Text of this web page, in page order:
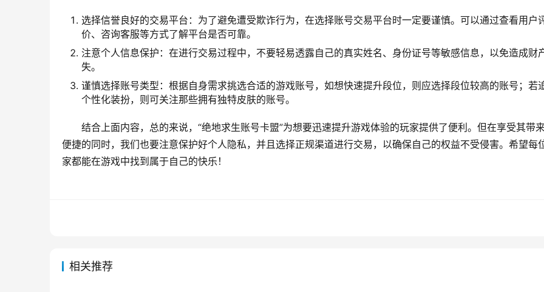
选择信誉良好的交易平台：为了避免遭受欺诈行为，在选择账号交易平台时一定要谨慎。可以通过查看用户
价、咨询客服等方式了解平台是否可靠。
注意个人信息保护：在进行交易过程中，不要轻易透露自己的真实姓名、身份证号等敏感信息，以免造成财
失。
谨慎选择账号类型：根据自身需求挑选合适的游戏账号，如想快速提升段位，则应选择段位较高的账号；若
个性化装扮，则可关注那些拥有独特皮肤的账号。
结合上面内容，总的来说，“绝地求生账号卡盟”为想要迅速提升游戏体验的玩家提供了便利。但在享受其带
便捷的同时，我们也要注意保护好个人隐私，并且选择正规渠道进行交易，以确保自己的权益不受侵害。希望每
家都能在游戏中找到属于自己的快乐！
相关推荐